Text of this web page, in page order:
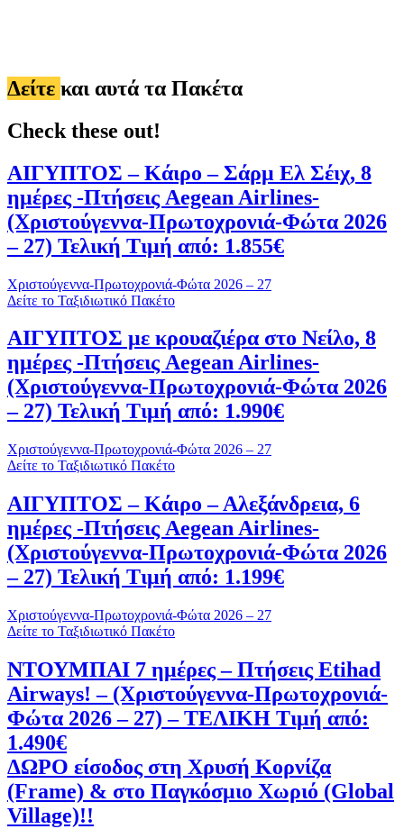
Δείτε και αυτά τα Πακέτα
Check these out!
ΑΙΓΥΠΤΟΣ – Κάιρο – Σάρμ Ελ Σέιχ, 8
ημέρες -Πτήσεις Aegean Airlines-
(Χριστούγεννα-Πρωτοχρονιά-Φώτα 2026
– 27) Τελική Τιμή από: 1.855€
Χριστούγεννα-Πρωτοχρονιά-Φώτα 2026 – 27
Δείτε το Ταξιδιωτικό Πακέτο
ΑΙΓΥΠΤΟΣ με κρουαζιέρα στο Νείλο, 8
ημέρες -Πτήσεις Aegean Airlines-
(Χριστούγεννα-Πρωτοχρονιά-Φώτα 2026
– 27) Τελική Τιμή από: 1.990€
Χριστούγεννα-Πρωτοχρονιά-Φώτα 2026 – 27
Δείτε το Ταξιδιωτικό Πακέτο
ΑΙΓΥΠΤΟΣ – Κάιρο – Αλεξάνδρεια, 6
ημέρες -Πτήσεις Aegean Airlines-
(Χριστούγεννα-Πρωτοχρονιά-Φώτα 2026
– 27) Τελική Τιμή από: 1.199€
Χριστούγεννα-Πρωτοχρονιά-Φώτα 2026 – 27
Δείτε το Ταξιδιωτικό Πακέτο
ΝΤΟΥΜΠΑΙ 7 ημέρες – Πτήσεις Etihad
Airways! – (Χριστούγεννα-Πρωτοχρονιά-
Φώτα 2026 – 27) – ΤΕΛΙΚΗ Τιμή από:
1.490€
ΔΩΡΟ είσοδος στη Χρυσή Κορνίζα
(Frame) & στο Παγκόσμιο Χωριό (Global
Village)!!